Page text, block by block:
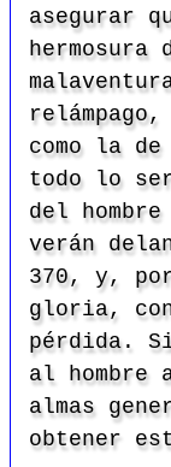
asegurar
como la
todo lo
del
verán
370, y,
gloria,
pérdida.
al hombre
almas
obtener